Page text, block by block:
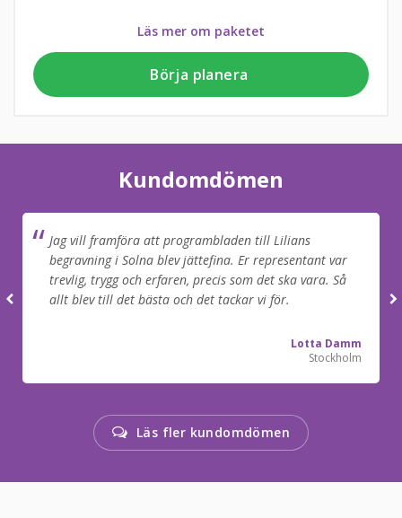
Läs mer om paketet
Börja planera
Kundomdömen
Jag vill framföra att programbladen till Lilians
begravning i Solna blev jättefina. Er representant var
trevlig, trygg och erfaren, precis som det ska vara. Så
allt blev till det bästa och det tackar vi för.
Lotta Damm
Stockholm
Läs fler kundomdömen